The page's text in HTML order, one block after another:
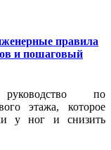
правила
и пошаговый
руководство по
этажа, которое
у ног и снизить